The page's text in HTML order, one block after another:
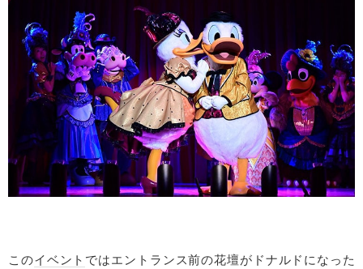
このイベント ではエントランス前の花壇がドナルドになった